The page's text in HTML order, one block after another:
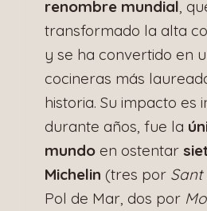
renombre mundial ,
transformado la alta
y se ha convertido en
cocineras más
historia. Su impacto es
durante años, fue la
mundo en ostentar
Michelin (tres por Sant
Pol de Mar, dos por